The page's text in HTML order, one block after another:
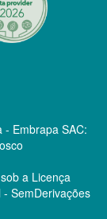
- Embrapa SAC:
a Licença
SemDerivações